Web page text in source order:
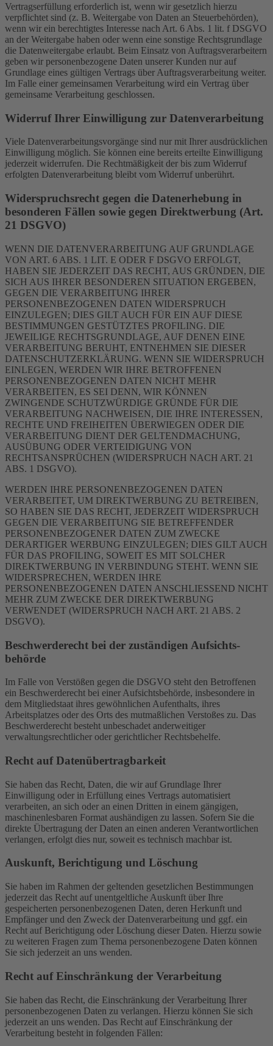
Vertragserfüllung erforderlich ist, wenn wir gesetzlich hierzu
verpflichtet sind (z. B. Weitergabe von Daten an Steuerbehörden),
wenn wir ein berechtigtes Interesse nach Art. 6 Abs. 1 lit. f DSGVO
an der Weitergabe haben oder wenn eine sonstige Rechtsgrundlage
die Datenweitergabe erlaubt. Beim Einsatz von Auftragsverarbeitern
geben wir personenbezogene Daten unserer Kunden nur auf
Grundlage eines gültigen Vertrags über Auftragsverarbeitung weiter.
Im Falle einer gemeinsamen Verarbeitung wird ein Vertrag über
gemeinsame Verarbeitung geschlossen.
Widerruf Ihrer Einwilligung zur Datenverarbeitung
Viele Datenverarbeitungsvorgänge sind nur mit Ihrer ausdrücklichen
Einwilligung möglich. Sie können eine bereits erteilte Einwilligung
jederzeit widerrufen. Die Rechtmäßigkeit der bis zum Widerruf
erfolgten Datenverarbeitung bleibt vom Widerruf unberührt.
Widerspruchsrecht gegen die Datenerhebung in
besonderen Fällen sowie gegen Direktwerbung (Art.
21 DSGVO)
WENN DIE DATENVERARBEITUNG AUF GRUNDLAGE
VON ART. 6 ABS. 1 LIT. E ODER F DSGVO ERFOLGT,
HABEN SIE JEDERZEIT DAS RECHT, AUS GRÜNDEN, DIE
SICH AUS IHRER BESONDEREN SITUATION ERGEBEN,
GEGEN DIE VERARBEITUNG IHRER
PERSONENBEZOGENEN DATEN WIDERSPRUCH
EINZULEGEN; DIES GILT AUCH FÜR EIN AUF DIESE
BESTIMMUNGEN GESTÜTZTES PROFILING. DIE
JEWEILIGE RECHTSGRUNDLAGE, AUF DENEN EINE
VERARBEITUNG BERUHT, ENTNEHMEN SIE DIESER
DATENSCHUTZERKLÄRUNG. WENN SIE WIDERSPRUCH
EINLEGEN, WERDEN WIR IHRE BETROFFENEN
PERSONENBEZOGENEN DATEN NICHT MEHR
VERARBEITEN, ES SEI DENN, WIR KÖNNEN
ZWINGENDE SCHUTZWÜRDIGE GRÜNDE FÜR DIE
VERARBEITUNG NACHWEISEN, DIE IHRE INTERESSEN,
RECHTE UND FREIHEITEN ÜBERWIEGEN ODER DIE
VERARBEITUNG DIENT DER GELTENDMACHUNG,
AUSÜBUNG ODER VERTEIDIGUNG VON
RECHTSANSPRÜCHEN (WIDERSPRUCH NACH ART. 21
ABS. 1 DSGVO).
WERDEN IHRE PERSONENBEZOGENEN DATEN
VERARBEITET, UM DIREKTWERBUNG ZU BETREIBEN,
SO HABEN SIE DAS RECHT, JEDERZEIT WIDERSPRUCH
GEGEN DIE VERARBEITUNG SIE BETREFFENDER
PERSONENBEZOGENER DATEN ZUM ZWECKE
DERARTIGER WERBUNG EINZULEGEN; DIES GILT AUCH
FÜR DAS PROFILING, SOWEIT ES MIT SOLCHER
DIREKTWERBUNG IN VERBINDUNG STEHT. WENN SIE
WIDERSPRECHEN, WERDEN IHRE
PERSONENBEZOGENEN DATEN ANSCHLIESSEND NICHT
MEHR ZUM ZWECKE DER DIREKTWERBUNG
VERWENDET (WIDERSPRUCH NACH ART. 21 ABS. 2
DSGVO).
Beschwerde­recht bei der zuständigen Aufsichts­
behörde
Im Falle von Verstößen gegen die DSGVO steht den Betroffenen
ein Beschwerderecht bei einer Aufsichtsbehörde, insbesondere in
dem Mitgliedstaat ihres gewöhnlichen Aufenthalts, ihres
Arbeitsplatzes oder des Orts des mutmaßlichen Verstoßes zu. Das
Beschwerderecht besteht unbeschadet anderweitiger
verwaltungsrechtlicher oder gerichtlicher Rechtsbehelfe.
Recht auf Daten­übertrag­barkeit
Sie haben das Recht, Daten, die wir auf Grundlage Ihrer
Einwilligung oder in Erfüllung eines Vertrags automatisiert
verarbeiten, an sich oder an einen Dritten in einem gängigen,
maschinenlesbaren Format aushändigen zu lassen. Sofern Sie die
direkte Übertragung der Daten an einen anderen Verantwortlichen
verlangen, erfolgt dies nur, soweit es technisch machbar ist.
Auskunft, Berichtigung und Löschung
Sie haben im Rahmen der geltenden gesetzlichen Bestimmungen
jederzeit das Recht auf unentgeltliche Auskunft über Ihre
gespeicherten personenbezogenen Daten, deren Herkunft und
Empfänger und den Zweck der Datenverarbeitung und ggf. ein
Recht auf Berichtigung oder Löschung dieser Daten. Hierzu sowie
zu weiteren Fragen zum Thema personenbezogene Daten können
Sie sich jederzeit an uns wenden.
Recht auf Einschränkung der Verarbeitung
Sie haben das Recht, die Einschränkung der Verarbeitung Ihrer
personenbezogenen Daten zu verlangen. Hierzu können Sie sich
jederzeit an uns wenden. Das Recht auf Einschränkung der
Verarbeitung besteht in folgenden Fällen: